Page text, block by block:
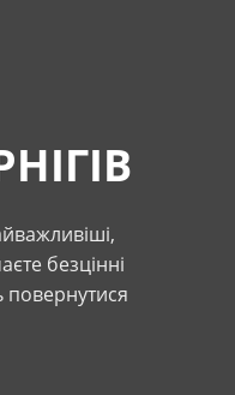
безцінні
повернутися